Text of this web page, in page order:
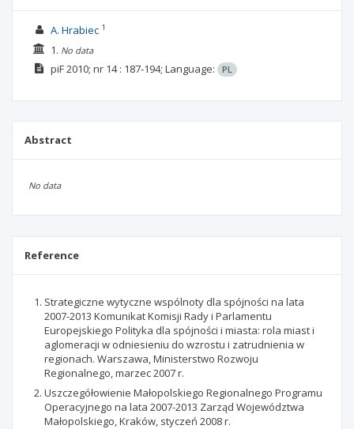
A. Hrabiec1
1. No data
piF2010; nr 14 : 187-194; Language: PL
Abstract
No data
Reference
Strategiczne wytyczne wspólnoty dla spójności na lata
2007-2013 Komunikat Komisji Rady i Parlamentu
Europejskiego Polityka dla spójności i miasta: rola miast i
aglomeracji w odniesieniu do wzrostu i zatrudnienia w
regionach. Warszawa, Ministerstwo Rozwoju
Regionalnego, marzec 2007 r.
Uszczegółowienie Małopolskiego Regionalnego Programu
Operacyjnego na lata 2007-2013 Zarząd Województwa
Małopolskiego, Kraków, styczeń 2008 r.